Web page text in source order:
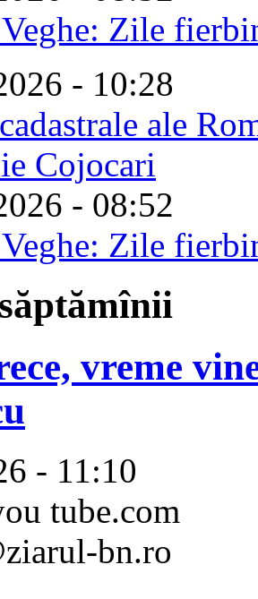
Zile
- 10:28
ale
Cojocari
- 08:52
Zile
vreme
- 11:10
tube.com
bn.ro